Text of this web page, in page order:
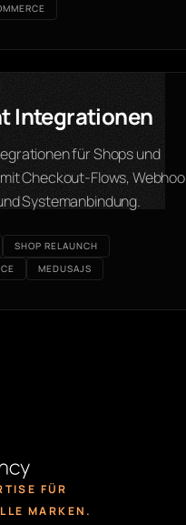
Integrationen
für Shops und
Checkout-Flows,
Systemanbindung.
SHOP RELAUNCH
MEDUSAJS
FÜR
MARKEN.